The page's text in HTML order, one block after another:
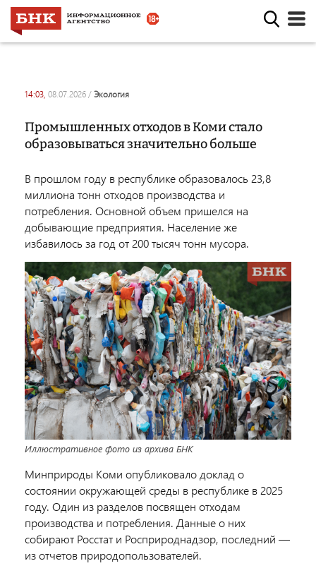
14:03, 08.07.2026 / экология
Промышленных отходов в Коми стало
образовываться значительно больше
В прошлом году в республике образовалось 23,8
миллиона тонн отходов производства и
потребления. Основной объем пришелся на
добывающие предприятия. Население же
избавилось за год от 200 тысяч тонн мусора.
Иллюстративное фото из архива БНК
Минприроды Коми опубликовало доклад о
состоянии окружающей среды в республике в 2025
году. Один из разделов посвящен отходам
производства и потребления. Данные о них
собирают Росстат и Росприроднадзор, последний —
из отчетов природопользователей.